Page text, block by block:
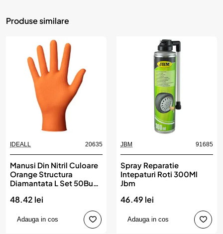
Produse similare
IDEALL 20635
Manusi Din Nitril Culoare
Orange Structura
Diamantata L Set 50Buc,
48.42 lei
Adauga in cos
JBM 91685
Spray Reparatie
Intepaturi Roti 300Ml
Jbm
46.49 lei
Adauga in cos